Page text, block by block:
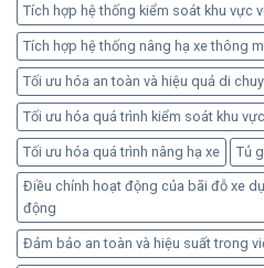
Tích hợp hệ thống kiểm soát khu vực
Tích hợp hệ thống nâng hạ xe thông
Tối ưu hóa an toàn và hiệu quả di
Tối ưu hóa quá trình kiểm soát khu
Tối ưu hóa quá trình nâng hạ xe Tủ
Điều chỉnh hoạt động của bãi đỗ xe
động
Đảm bảo an toàn và hiệu suất trong